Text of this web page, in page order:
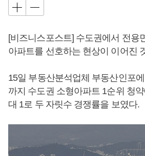
[비즈니스포스트] 수도권에서 전용
아파트를 선호하는 현상이 이어진
15일 부동산분석업체 부동산인포
까지 수도권 소형아파트 1순위 청
대 1로 두 자릿수 경쟁률을 보였다.